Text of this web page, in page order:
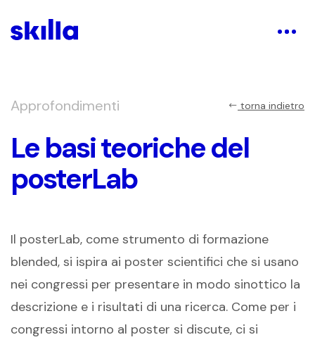
Approfondimenti torna indietro
Le basi teoriche del
posterLab
Il posterLab, come strumento di formazione
blended, si ispira ai poster scientifici che si usano
nei congressi per presentare in modo sinottico la
descrizione e i risultati di una ricerca. Come per i
congressi intorno al poster si discute, ci si